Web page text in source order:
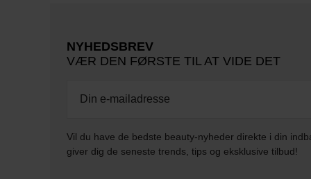
NYHEDSBREV
VÆR DEN FØRSTE TIL AT VIDE DET
Vil du have de bedste beauty-nyheder direkte i din
giver dig de seneste trends, tips og eksklusive tilbud!